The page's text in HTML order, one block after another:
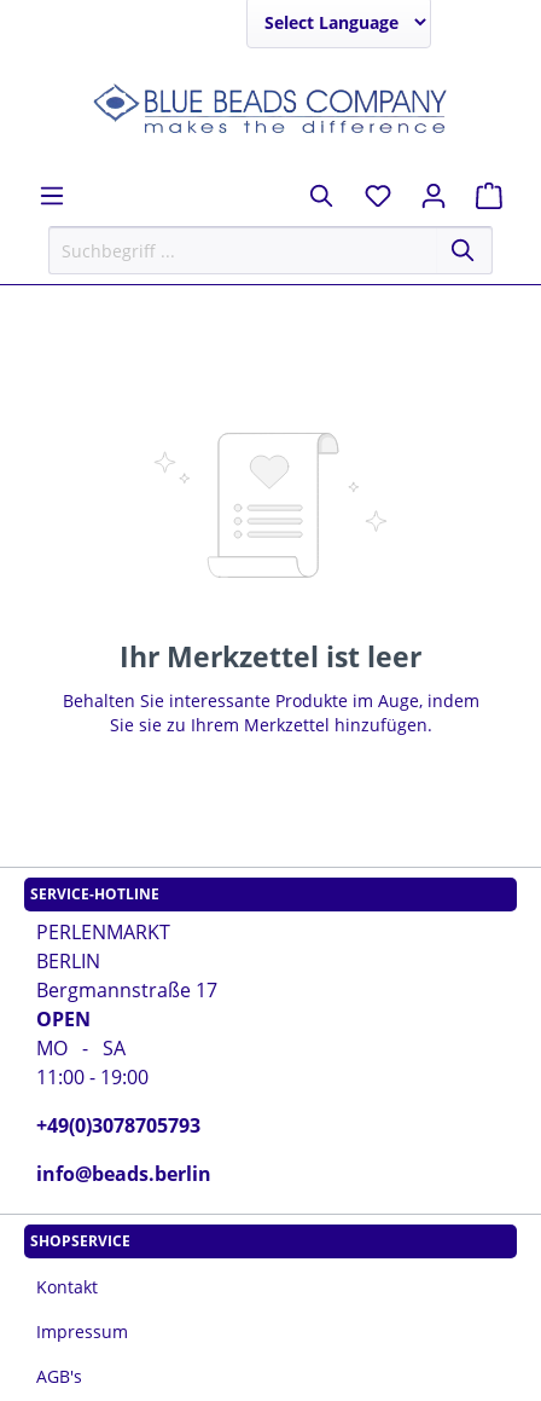
Ihr Merkzettel ist leer
Behalten Sie interessante Produkte im Auge, indem
Sie sie zu Ihrem Merkzettel hinzufügen.
SERVICE-HOTLINE
PERLENMARKT
BERLIN
Bergmannstraße 17
OPEN
MO - SA
11:00 - 19:00
+49(0)3078705793
info@beads.berlin
SHOPSERVICE
Kontakt
Impressum
AGB's